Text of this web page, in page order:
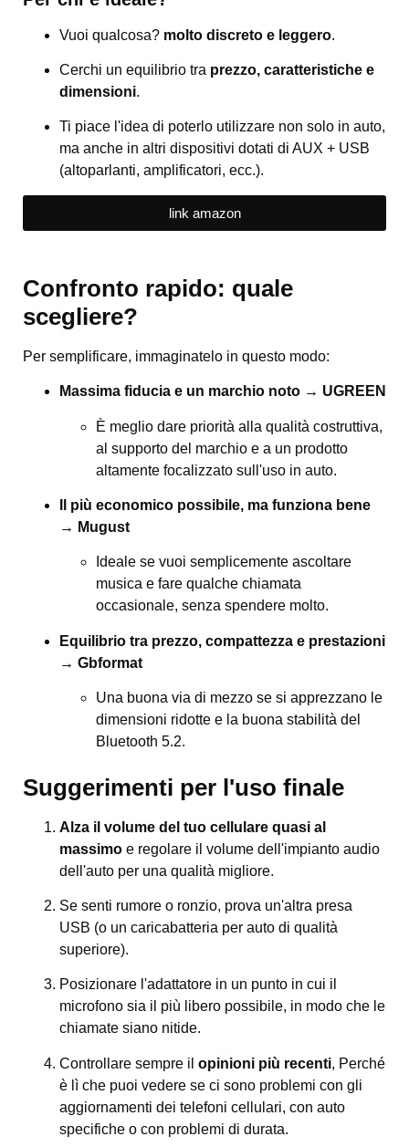
Vuoi qualcosa? molto discreto e leggero.
Cerchi un equilibrio tra prezzo, caratteristiche e
dimensioni.
Ti piace l'idea di poterlo utilizzare non solo in auto,
ma anche in altri dispositivi dotati di AUX + USB
(altoparlanti, amplificatori, ecc.).
link amazon
Confronto rapido: quale
scegliere?
Per semplificare, immaginatelo in questo modo:
Massima fiducia e un marchio noto → UGREEN
È meglio dare priorità alla qualità costruttiva,
al supporto del marchio e a un prodotto
altamente focalizzato sull'uso in auto.
Il più economico possibile, ma funziona bene
→ Mugust
Ideale se vuoi semplicemente ascoltare
musica e fare qualche chiamata
occasionale, senza spendere molto.
Equilibrio tra prezzo, compattezza e prestazioni
→ Gbformat
Una buona via di mezzo se si apprezzano le
dimensioni ridotte e la buona stabilità del
Bluetooth 5.2.
Suggerimenti per l'uso finale
Alza il volume del tuo cellulare quasi al
massimo e regolare il volume dell'impianto audio
dell'auto per una qualità migliore.
Se senti rumore o ronzio, prova un'altra presa
USB (o un caricabatteria per auto di qualità
superiore).
Posizionare l'adattatore in un punto in cui il
microfono sia il più libero possibile, in modo che le
chiamate siano nitide.
Controllare sempre il opinioni più recenti, Perché
è lì che puoi vedere se ci sono problemi con gli
aggiornamenti dei telefoni cellulari, con auto
specifiche o con problemi di durata.